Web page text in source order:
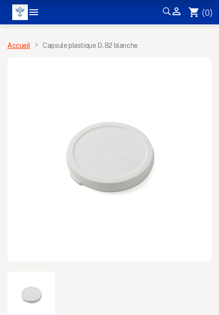
  shopping_cart (0)
MENU
Accueil Capsule plastique D. 82 blanche